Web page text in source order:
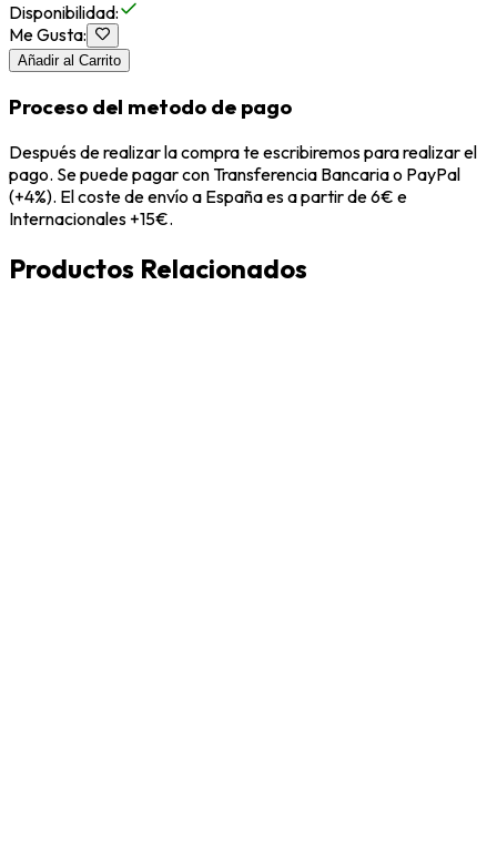
Disponibilidad:
Me Gusta:
Añadir al Carrito
Proceso del metodo de pago
Después de realizar la compra te escribiremos para realizar el
pago. Se puede pagar con Transferencia Bancaria o PayPal
(+4%). El coste de envío a España es a partir de 6€ e
Internacionales +15€.
Productos Relacionados